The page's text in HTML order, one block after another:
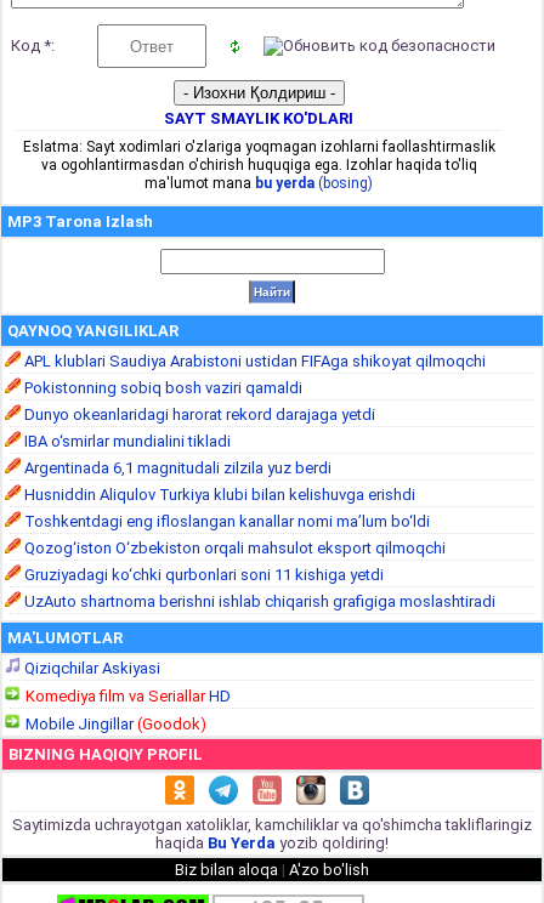
Код *:
SAYT SMAYLIK KO'DLARI
Eslatma: Sayt xodimlari o'zlariga yoqmagan izohlarni faollashtirmaslik
va ogohlantirmasdan o'chirish huquqiga ega. Izohlar haqida to'liq
ma'lumot mana bu yerda (bosing)
MP3 Tarona Izlash
QAYNOQ YANGILIKLAR
APL klublari Saudiya Arabistoni ustidan FIFAga shikoyat qilmoqchi
Pokistonning sobiq bosh vaziri qamaldi
Dunyo okeanlaridagi harorat rekord darajaga yetdi
IBA o‘smirlar mundialini tikladi
Argentinada 6,1 magnitudali zilzila yuz berdi
Husniddin Aliqulov Turkiya klubi bilan kelishuvga erishdi
Toshkentdagi eng ifloslangan kanallar nomi ma’lum bo‘ldi
Qozog‘iston O‘zbekiston orqali mahsulot eksport qilmoqchi
Gruziyadagi ko‘chki qurbonlari soni 11 kishiga yetdi
UzAuto shartnoma berishni ishlab chiqarish grafigiga moslashtiradi
MA'LUMOTLAR
Qiziqchilar Askiyasi
Komediya film va SeriallarHD
Mobile Jingillar(Goodok)
BIZNING HAQIQIY PROFIL
Saytimizda uchrayotgan xatoliklar, kamchiliklar va qo'shimcha takliflaringiz
haqida Bu Yerda yozib qoldiring!
Biz bilan aloqa | A'zo bo'lish